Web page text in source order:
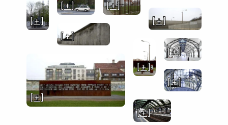
[ + ]
[ + ]
[ + ]
[ + ]
[ + ]
[ + ]
[ + ]
[ + ]
[ + ]
[ + ]